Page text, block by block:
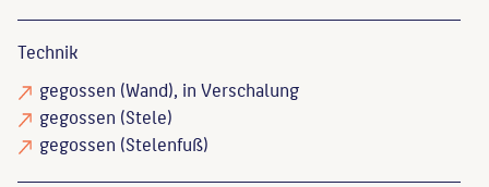
Technik
gegossen (Wand), in Verschalung
gegossen (Stele)
gegossen (Stelenfuß)